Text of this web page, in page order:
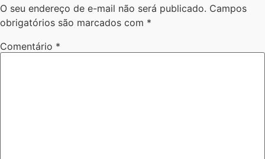
O seu endereço de e-mail não será publicado. Campos
obrigatórios são marcados com *
Comentário *